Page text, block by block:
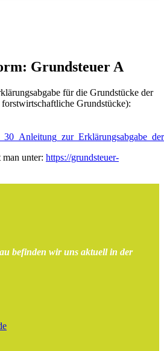
Grundsteuer A
für die Grundstücke der
Grundstücke):
unter: https://grundsteuer-
befinden wir uns aktuell in der